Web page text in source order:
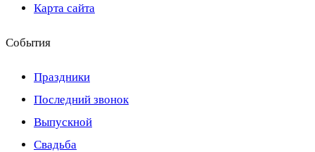
Карта сайта
События
Праздники
Последний звонок
Выпускной
Свадьба